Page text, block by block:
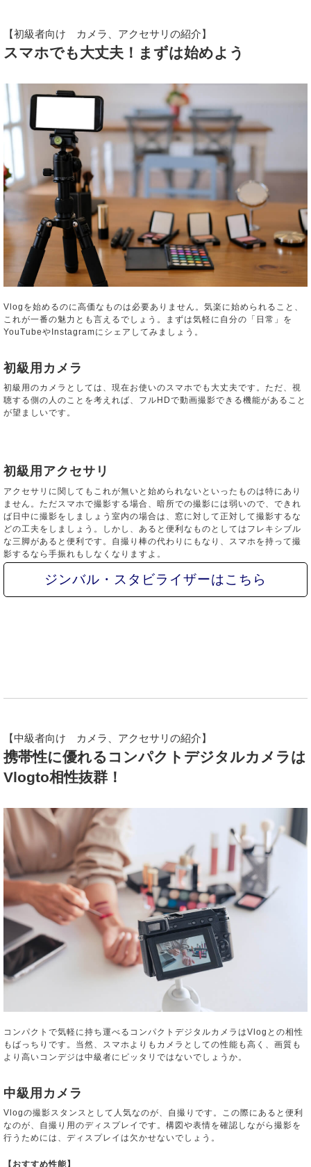
【初級者向け カメラ、アクセサリの紹介】
スマホでも大丈夫！まずは始めよう
Vlogを始めるのに高価なものは必要ありません。気楽に始められること、
これが一番の魅力とも言えるでしょう。まずは気軽に自分の「日常」を
YouTubeやInstagramにシェアしてみましょう。
初級用カメラ
初級用のカメラとしては、現在お使いのスマホでも大丈夫です。ただ、視
聴する側の人のことを考えれば、フルHDで動画撮影できる機能があること
が望ましいです。
初級用アクセサリ
アクセサリに関してもこれが無いと始められないといったものは特にあり
ません。ただスマホで撮影する場合、暗所での撮影には弱いので、できれ
ば日中に撮影をしましょう室内の場合は、窓に対して正対して撮影するな
どの工夫をしましょう。しかし、あると便利なものとしてはフレキシブル
な三脚があると便利です。自撮り棒の代わりにもなり、スマホを持って撮
影するなら手振れもしなくなりますよ。
ジンバル・スタビライザーはこちら
【中級者向け カメラ、アクセサリの紹介】
携帯性に優れるコンパクトデジタルカメラは
Vlogto相性抜群！
コンパクトで気軽に持ち運べるコンパクトデジタルカメラはVlogとの相性
もばっちりです。当然、スマホよりもカメラとしての性能も高く、画質も
より高いコンデジは中級者にピッタリではないでしょうか。
中級用カメラ
Vlogの撮影スタンスとして人気なのが、自撮りです。この際にあると便利
なのが、自撮り用のディスプレイです。構図や表情を確認しながら撮影を
行うためには、ディスプレイは欠かせないでしょう。
【おすすめ性能】